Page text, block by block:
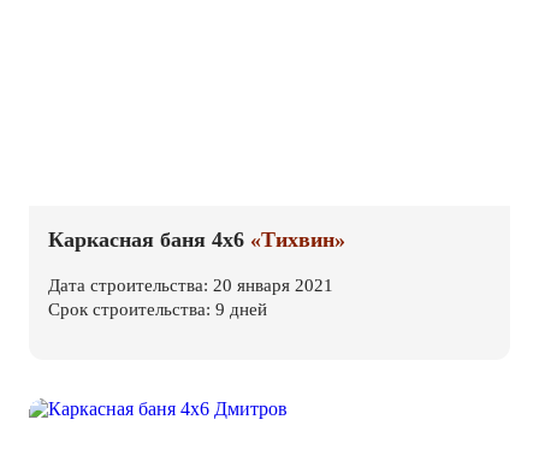
Каркасная баня 4х6 «Тихвин»
Дата строительства: 20 января 2021
Срок строительства: 9 дней